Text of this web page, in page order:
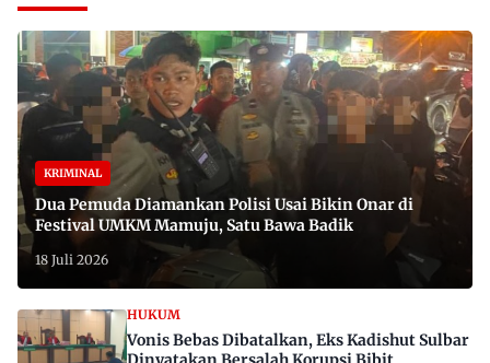
KRIMINAL
Dua Pemuda Diamankan Polisi Usai Bikin Onar di
Festival UMKM Mamuju, Satu Bawa Badik
18 Juli 2026
HUKUM
Vonis Bebas Dibatalkan, Eks Kadishut Sulbar